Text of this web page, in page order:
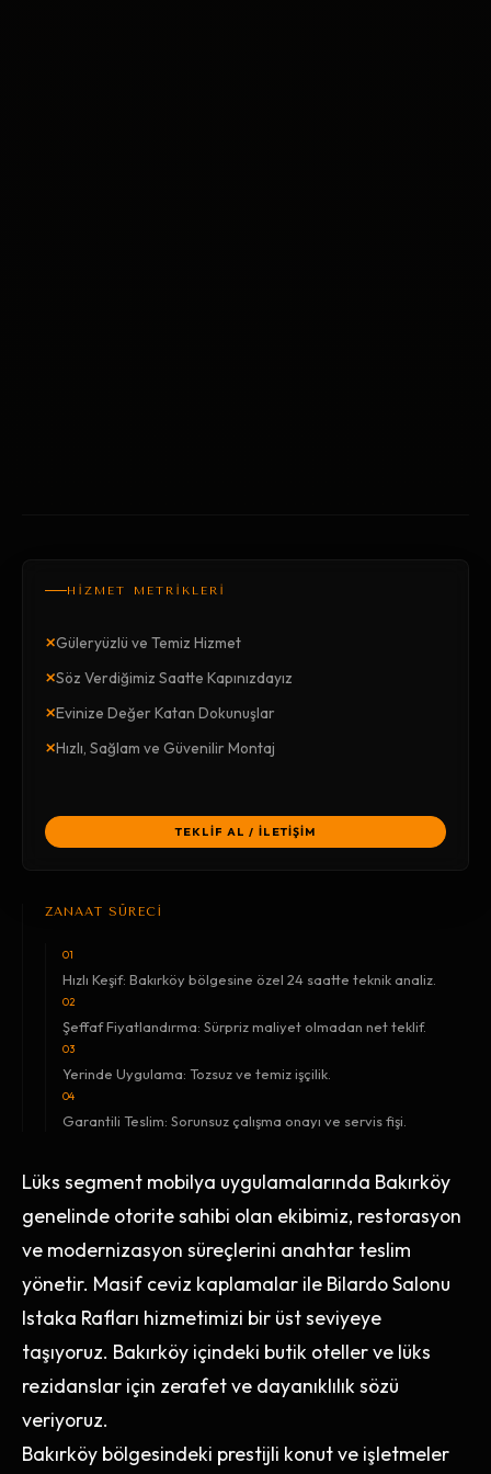
HİZMET METRİKLERİ
×Güleryüzlü ve Temiz Hizmet
×Söz Verdiğimiz Saatte Kapınızdayız
×Evinize Değer Katan Dokunuşlar
×Hızlı, Sağlam ve Güvenilir Montaj
TEKLİF AL / İLETİŞİM
ZANAAT SÜRECİ
01
Hızlı Keşif: Bakırköy bölgesine özel 24 saatte teknik analiz.
02
Şeffaf Fiyatlandırma: Sürpriz maliyet olmadan net teklif.
03
Yerinde Uygulama: Tozsuz ve temiz işçilik.
04
Garantili Teslim: Sorunsuz çalışma onayı ve servis fişi.
Lüks segment mobilya uygulamalarında Bakırköy
genelinde otorite sahibi olan ekibimiz, restorasyon
ve modernizasyon süreçlerini anahtar teslim
yönetir. Masif ceviz kaplamalar ile Bilardo Salonu
Istaka Rafları hizmetimizi bir üst seviyeye
taşıyoruz. Bakırköy içindeki butik oteller ve lüks
rezidanslar için zerafet ve dayanıklılık sözü
veriyoruz.
Bakırköy bölgesindeki prestijli konut ve işletmeler